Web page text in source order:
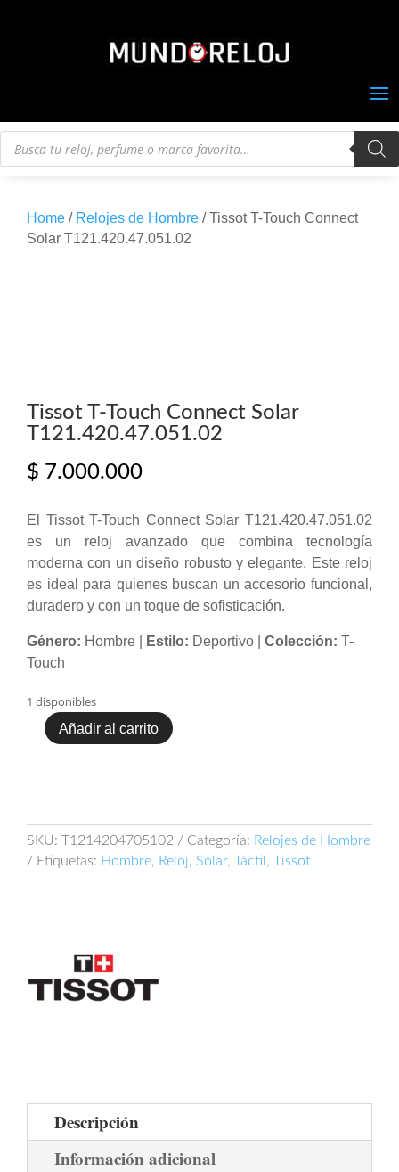
Búsqueda
Home / Relojes de Hombre / Tissot T-Touch Connect
Solar T121.420.47.051.02
Tissot T-Touch Connect Solar
T121.420.47.051.02
$ 7.000.000
El Tissot T-Touch Connect Solar T121.420.47.051.02
es un reloj avanzado que combina tecnología
moderna con un diseño robusto y elegante. Este reloj
es ideal para quienes buscan un accesorio funcional,
duradero y con un toque de sofisticación.
Género: Hombre | Estilo: Deportivo | Colección: T-
Touch
1 disponibles
Tissot
T121.420.47.051.02
cantidad
Añadir al carrito
SKU: T1214204705102 Categoría: Relojes de Hombre
Etiquetas: Hombre, Reloj, Solar, Táctil , Tissot
Descripción
Información adicional